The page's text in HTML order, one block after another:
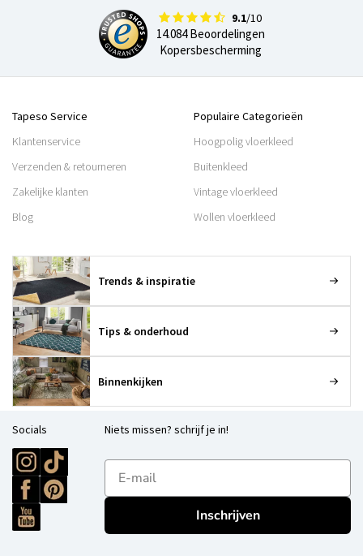
9.1/10
14.084 Beoordelingen
Kopersbescherming
Tapeso Service
Klantenservice
Verzenden & retourneren
Zakelijke klanten
Blog
Populaire Categorieën
Hoogpolig vloerkleed
Buitenkleed
Vintage vloerkleed
Wollen vloerkleed
Trends & inspiratie
Tips & onderhoud
Binnenkijken
Socials Niets missen? schrijf je in!
E-mailadres
Inschrijven